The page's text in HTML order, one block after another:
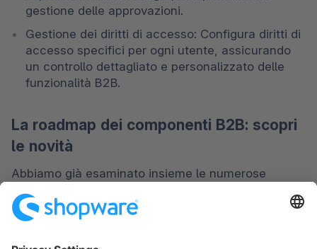
gestione delle approvazioni.
Gestione dei diritti di accesso: Configura diritti di
accesso specifici per ogni utente, assicurando
un controllo dettagliato e personalizzato delle
funzionalità B2B.
La roadmap dei componenti B2B: scopri
le novità
Abbiamo già esaminato insieme le numerose
funzionalità offerte dai componenti B2B di
Shopware. Ora è il momento di fare un passo avanti
e offrirti una panoramica chiara e dettagliata del